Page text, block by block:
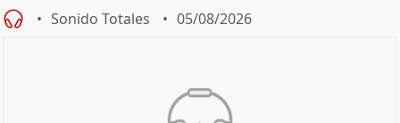
Sonido Totales 05/08/2026